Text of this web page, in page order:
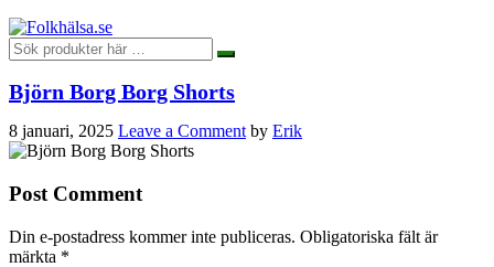
Björn Borg Borg Shorts
8 januari, 2025 Leave a Comment by Erik
Post Comment
Din e-postadress kommer inte publiceras. Obligatoriska fält är
märkta *